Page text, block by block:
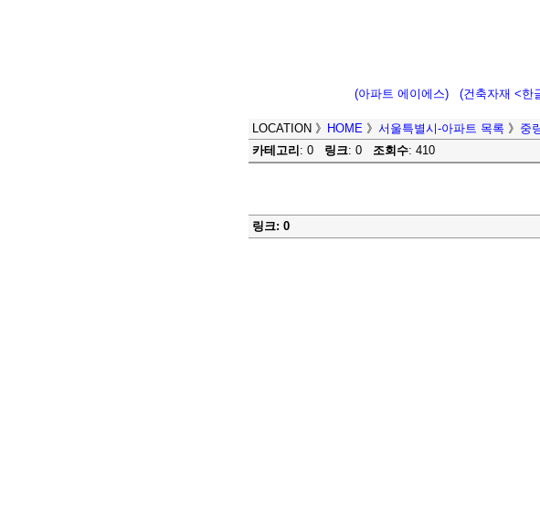
(아파트 에이에스) (건축자재 <한
LOCATION 》 HOME 》 서울특별시-아파트 목록 》 중
카테고리 : 0 링크: 0 조회수: 410
링크: 0